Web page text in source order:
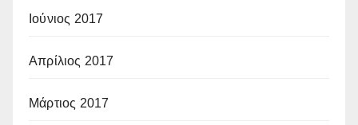
Ιούνιος 2017
Απρίλιος 2017
Μάρτιος 2017